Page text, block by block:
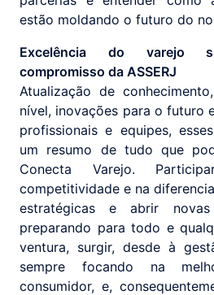
estão moldando o futuro do
Excelência do varejo
compromisso da ASSERJ
Atualização de
nível, inovações para o futuro
profissionais e equipes,
um resumo de tudo que
Conecta Varejo.
competitividade e na
estratégicas e abrir
preparando para todo e
ventura, surgir, desde à
sempre focando na
consumidor, e,